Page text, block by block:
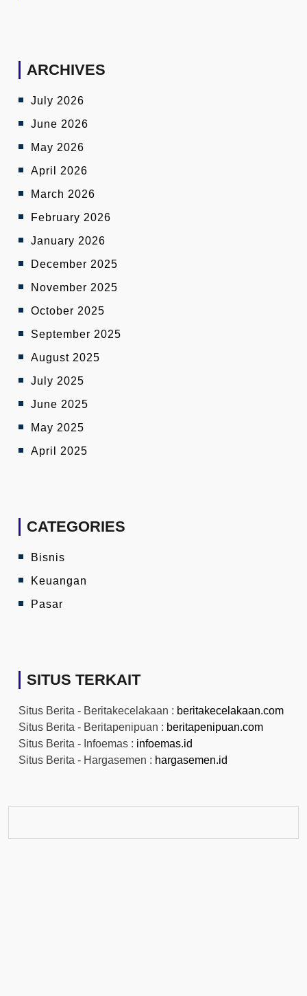
ARCHIVES
July 2026
June 2026
May 2026
April 2026
March 2026
February 2026
January 2026
December 2025
November 2025
October 2025
September 2025
August 2025
July 2025
June 2025
May 2025
April 2025
CATEGORIES
Bisnis
Keuangan
Pasar
SITUS TERKAIT
Situs Berita - Beritakecelakaan : beritakecelakaan.com
Situs Berita - Beritapenipuan : beritapenipuan.com
Situs Berita - Infoemas : infoemas.id
Situs Berita - Hargasemen : hargasemen.id